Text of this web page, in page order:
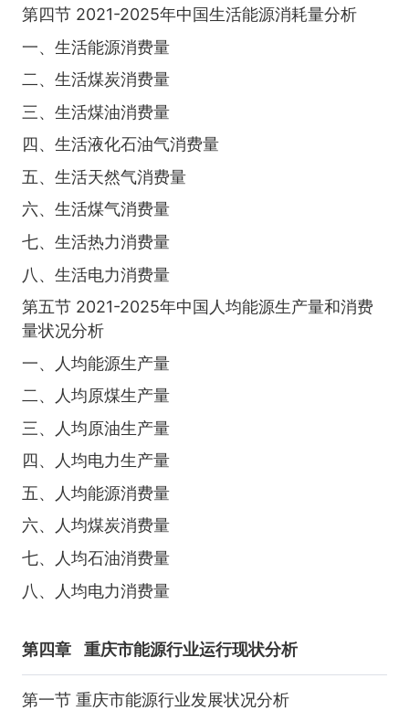
第四节 2021-2025年中国生活能源消耗量分析
一、生活能源消费量
二、生活煤炭消费量
三、生活煤油消费量
四、生活液化石油气消费量
五、生活天然气消费量
六、生活煤气消费量
七、生活热力消费量
八、生活电力消费量
第五节 2021-2025年中国人均能源生产量和消费
量状况分析
一、人均能源生产量
二、人均原煤生产量
三、人均原油生产量
四、人均电力生产量
五、人均能源消费量
六、人均煤炭消费量
七、人均石油消费量
八、人均电力消费量
第四章 重庆市能源行业运行现状分析
第一节 重庆市能源行业发展状况分析